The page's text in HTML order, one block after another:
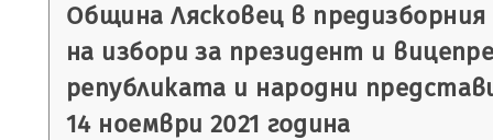
Община Лясковец в
на избори за президент и
републиката и народни
14 ноември 2021 година